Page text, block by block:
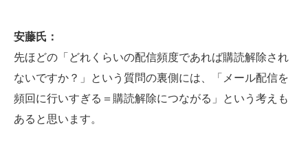
安藤氏：
先ほどの「どれくらいの配信頻度であれば購読解除され
ないですか？」という質問の裏側には、「メール配信を
頻回に行いすぎる＝購読解除につながる」という考えも
あると思います。